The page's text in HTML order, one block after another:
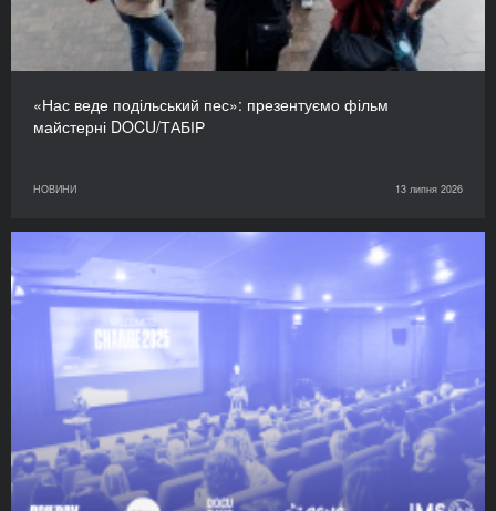
«Нас веде подільський пес»: презентуємо фільм
майстерні DOCU/ТАБІР
НОВИНИ 13 липня 2026